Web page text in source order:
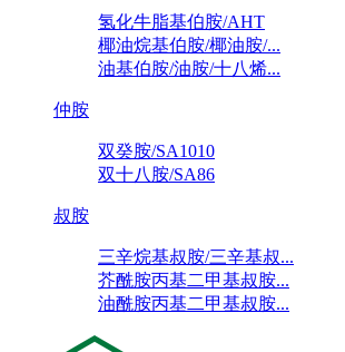
氢化牛脂基伯胺/AHT
椰油烷基伯胺/椰油胺/...
油基伯胺/油胺/十八烯...
仲胺
双癸胺/SA1010
双十八胺/SA86
叔胺
三辛烷基叔胺/三辛基叔...
芥酰胺丙基二甲基叔胺...
油酰胺丙基二甲基叔胺...